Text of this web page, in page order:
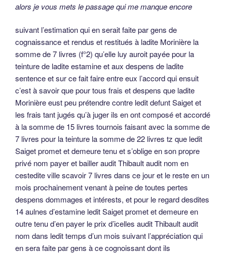
alors je vous mets le passage qui me manque encore
suivant l’estimation qui en serait faite par gens de
cognaissance et rendus et restitués à ladite Morinière la
somme de 7 livres (f°2) qu’elle luy auroit payée pour la
teinture de ladite estamine et aux despens de ladite
sentence et sur ce fait faire entre eux l’accord qui ensuit
c’est à savoir que pour tous frais et despens que ladite
Morinière eust peu prétendre contre ledit defunt Saiget et
les frais tant jugés qu’à juger ils en ont composé et accordé
à la somme de 15 livres tournois faisant avec la somme de
7 livres pour la teinture la somme de 22 livres tz que ledit
Saiget promet et demeure tenu et s’oblige en son propre
privé nom payer et bailler audit Thibault audit nom en
cestedite ville scavoir 7 livres dans ce jour et le reste en un
mois prochainement venant à peine de toutes pertes
despens dommages et intérests, et pour le regard desdites
14 aulnes d’estamine ledit Saiget promet et demeure en
outre tenu d’en payer le prix d’icelles audit Thibault audit
nom dans ledit temps d’un mois suivant l’appréciation qui
en sera faite par gens à ce cognoissant dont ils